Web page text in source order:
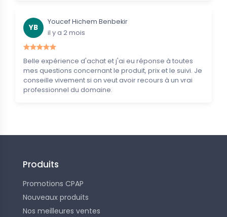
YB
Youcef Hichem Benbekir
il y a 2 mois
Belle expérience d'achat et j'ai eu réponse à toutes
mes questions concernant le produit, prix et le suivi. Je
conseille vivement si on veut avoir recours à un vrai
professionnel du domaine.
Produits
Promotions CPAP
Nouveaux produits
Nos meilleures ventes